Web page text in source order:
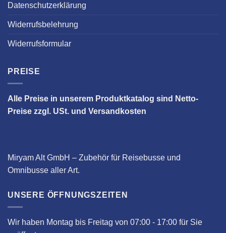
Datenschutzerklärung
Widerrufsbelehrung
Widerrufsformular
PREISE
Alle Preise in unserem Produktkatalog sind Netto-
Preise zzgl. USt. und Versandkosten
Miryam Alt GmbH – Zubehör für Reisebusse und
Omnibusse aller Art.
UNSERE ÖFFNUNGSZEITEN
Wir haben Montag bis Freitag von 07:00 - 17:00 für Sie